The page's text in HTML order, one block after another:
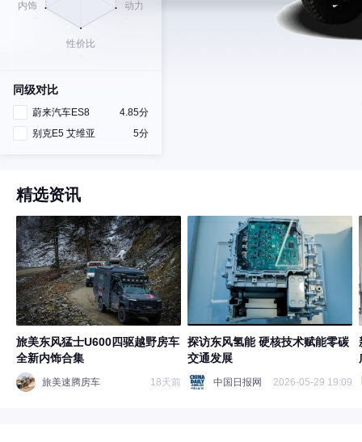
同级对比
蔚来汽车ES8
4.85分
别克E5 艾维亚
5分
精选资讯
旅美东风猛士U600四驱越野房车
全新内饰合集
旅美速腾房车 18天前
探访东风氢能 硬核技术赋能零碳
交通发展
中国日报网 2026-05-29 19:09